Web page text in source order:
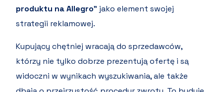
produktu na Allegro” jako element swojej
strategii reklamowej.
Kupujący chętniej wracają do sprzedawców,
którzy nie tylko dobrze prezentują ofertę i są
widoczni w wynikach wyszukiwania, ale także